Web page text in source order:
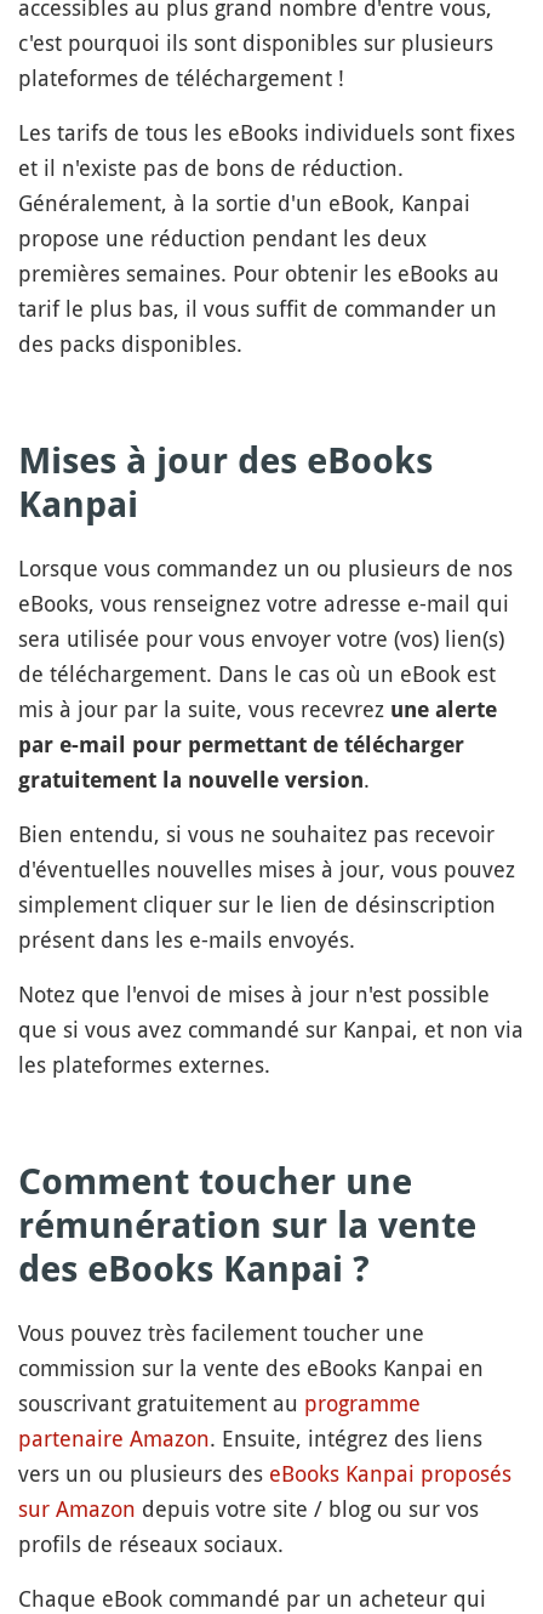
accessibles au plus grand nombre d'entre vous,
c'est pourquoi ils sont disponibles sur plusieurs
plateformes de téléchargement !
Les tarifs de tous les eBooks individuels sont fixes
et il n'existe pas de bons de réduction.
Généralement, à la sortie d'un eBook, Kanpai
propose une réduction pendant les deux
premières semaines. Pour obtenir les eBooks au
tarif le plus bas, il vous suffit de commander un
des packs disponibles.
Mises à jour des eBooks
Kanpai
Lorsque vous commandez un ou plusieurs de nos
eBooks, vous renseignez votre adresse e-mail qui
sera utilisée pour vous envoyer votre (vos) lien(s)
de téléchargement. Dans le cas où un eBook est
mis à jour par la suite, vous recevrez une alerte
par e-mail pour permettant de télécharger
gratuitement la nouvelle version.
Bien entendu, si vous ne souhaitez pas recevoir
d'éventuelles nouvelles mises à jour, vous pouvez
simplement cliquer sur le lien de désinscription
présent dans les e-mails envoyés.
Notez que l'envoi de mises à jour n'est possible
que si vous avez commandé sur Kanpai, et non via
les plateformes externes.
Comment toucher une
rémunération sur la vente
des eBooks Kanpai ?
Vous pouvez très facilement toucher une
commission sur la vente des eBooks Kanpai en
souscrivant gratuitement au programme
partenaire Amazon. Ensuite, intégrez des liens
vers un ou plusieurs des eBooks Kanpai proposés
sur Amazon depuis votre site / blog ou sur vos
profils de réseaux sociaux.
Chaque eBook commandé par un acheteur qui